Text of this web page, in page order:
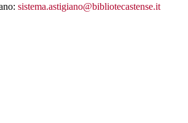
sistema.astigiano@bibliotecastense.it